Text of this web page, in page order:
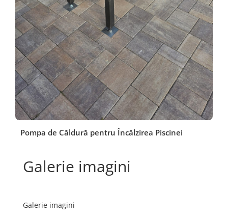
Pompa de Căldură pentru Încălzirea Piscinei
Galerie imagini
Galerie imagini